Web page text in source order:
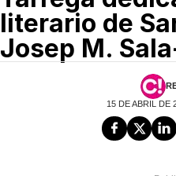
literario de
Josep M.
15 DE ABRIL DE